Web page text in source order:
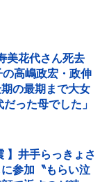
美花代さん死去
高嶋政宏・政伸
の最期まで大女
った母でした」
】井手らっきょさ
参加〝もらい泣